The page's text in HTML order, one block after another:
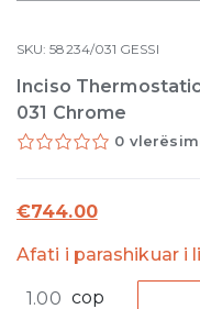
SKU:58234/031 GESSI
Inciso
031 Chrome
0
€744.00
Afati i parashikuar i
Thermostatic
cop